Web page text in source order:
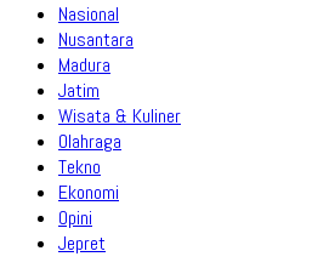
Nasional
Nusantara
Madura
Jatim
Wisata & Kuliner
Olahraga
Tekno
Ekonomi
Opini
Jepret